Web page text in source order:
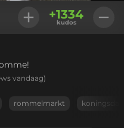
+1334
kudos
vandaag)
rommelmarkt koningsdag